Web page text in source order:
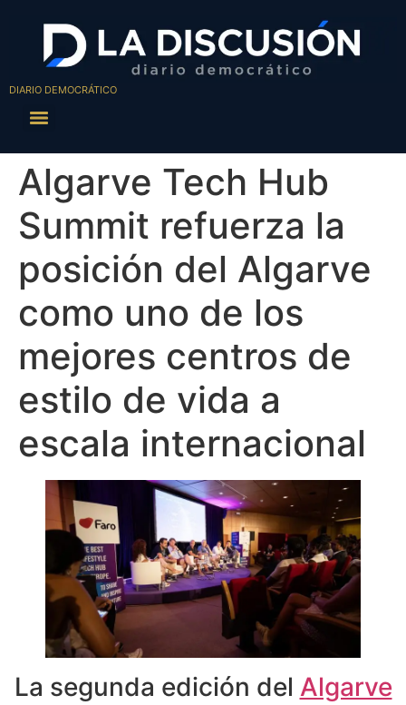
DIARIO DEMOCRÁTICO
Algarve Tech Hub
Summit refuerza la
posición del Algarve
como uno de los
mejores centros de
estilo de vida a
escala internacional
La segunda edición del Algarve